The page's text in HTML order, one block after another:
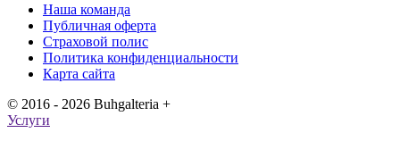
Наша команда
Публичная оферта
Страховой полис
Политика конфиденциальности
Карта сайта
© 2016 - 2026 Buhgalteria +
Услуги